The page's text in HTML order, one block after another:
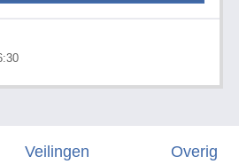
Veilingen Overig